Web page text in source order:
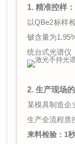
1. 精准控样
以QBe2标样
铍含量为
统台式光谱仪
2. 生产现场
某模具制造企
生产全流程质
来料检验：1